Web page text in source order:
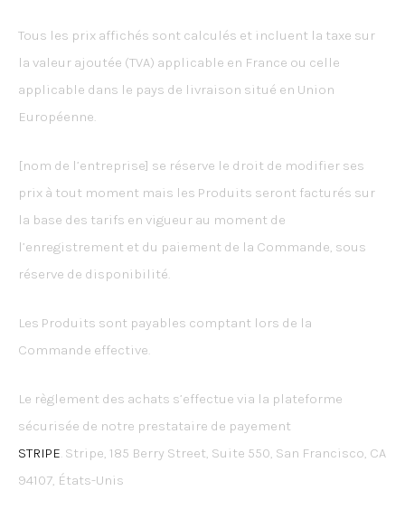
Tous les prix affichés sont calculés et incluent la taxe sur
la valeur ajoutée (TVA) applicable en France ou celle
applicable dans le pays de livraison situé en Union
Européenne.
[nom de l’entreprise] se réserve le droit de modifier ses
prix à tout moment mais les Produits seront facturés sur
la base des tarifs en vigueur au moment de
l’enregistrement et du paiement de la Commande, sous
réserve de disponibilité.
Les Produits sont payables comptant lors de la
Commande effective.
Le règlement des achats s’effectue via la plateforme
sécurisée de notre prestataire de payement
STRIPE . Stripe, 185 Berry Street, Suite 550, San Francisco, CA
94107, États-Unis